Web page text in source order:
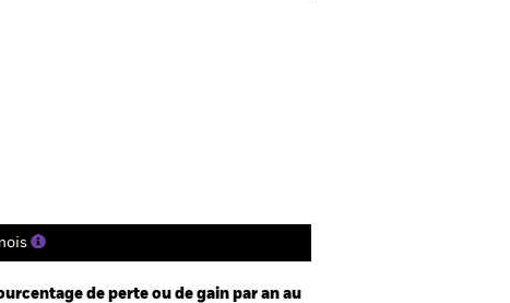
de perte ou de gain par an au